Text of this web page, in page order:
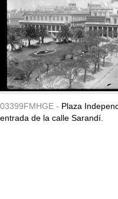
03399FMHGE - Plaza
entrada de la calle Sarandí.